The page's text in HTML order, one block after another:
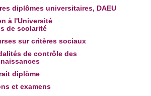
diplômes universitaires, DAEU
à l'Université
de scolarité
sur critères sociaux
de contrôle des
diplôme
et examens